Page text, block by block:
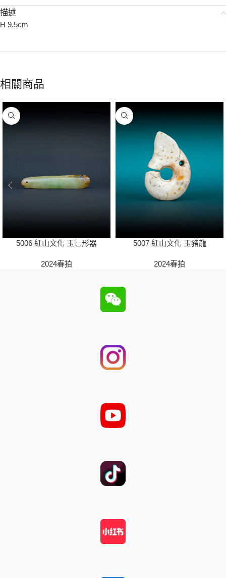
描述
H 9.5cm
相關商品
5006 紅山文化 玉匕形器
2024春拍
5007 紅山文化 玉豬龍
2024春拍